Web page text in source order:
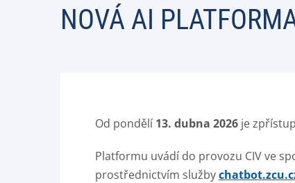
NOVÁ AI
Od pondělí 13. dubna 2026 je
Platformu uvádí do provozu CIV ve
prostřednictvím služby